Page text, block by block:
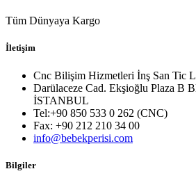
Tüm Dünyaya Kargo
İletişim
Cnc Bilişim Hizmetleri İnş San Tic
Darülaceze Cad. Ekşioğlu Plaza B
İSTANBUL
Tel:+90 850 533 0 262 (CNC)
Fax: +90 212 210 34 00
info@bebekperisi.com
Bilgiler